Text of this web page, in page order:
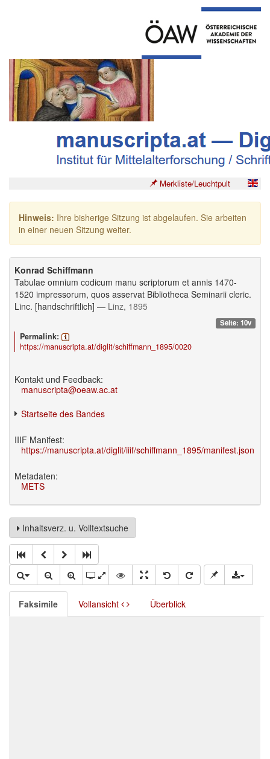
Merkliste/Leuchtpult
Hinweis: Ihre bisherige Sitzung ist abgelaufen. Sie arbeiten
in einer neuen Sitzung weiter.
Konrad Schiffmann
Tabulae omnium codicum manu scriptorum et annis 1470-
1520 impressorum, quos asservat Bibliotheca Seminarii cleric.
Linc. [handschriftlich] — Linz, 1895
Seite: 10v
Permalink:
https://manuscripta.at/diglit/schiffmann_1895/0020
Kontakt und Feedback:
manuscripta@oeaw.ac.at
Startseite des Bandes
IIIF Manifest:
https://manuscripta.at/diglit/iiif/schiffmann_1895/manifest.json
Metadaten:
METS
Inhaltsverz. u. Volltextsuche
Faksimile Vollansicht Überblick